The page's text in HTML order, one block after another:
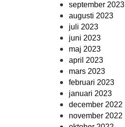
september 2023
augusti 2023
juli 2023
juni 2023
maj 2023
april 2023
mars 2023
februari 2023
januari 2023
december 2022
november 2022